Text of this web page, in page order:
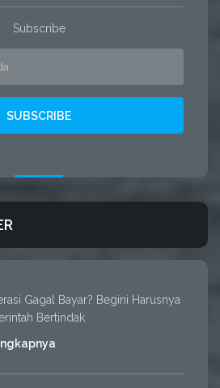
Subscribe
Gagal Bayar? Begini Harusnya
Bertindak